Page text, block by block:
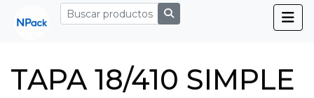
TAPA 18/410 SIMPLE